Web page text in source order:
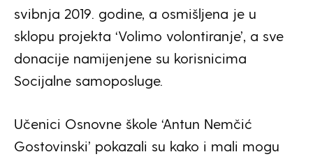
svibnja 2019. godine, a osmišljena je u
sklopu projekta ‘Volimo volontiranje’, a sve
donacije namijenjene su korisnicima
Socijalne samoposluge.
Učenici Osnovne škole ‘Antun Nemčić
Gostovinski’ pokazali su kako i mali mogu